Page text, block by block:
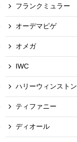
フランクミュラー
オーデマピゲ
オメガ
IWC
ハリーウィンストン
ティファニー
ディオール